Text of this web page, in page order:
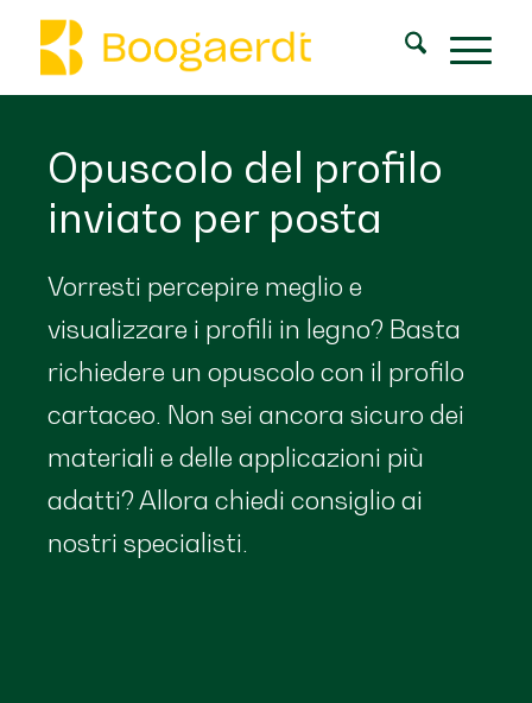
Opuscolo del profilo
inviato per posta
Vorresti percepire meglio e
visualizzare i profili in legno? Basta
richiedere un opuscolo con il profilo
cartaceo. Non sei ancora sicuro dei
materiali e delle applicazioni più
adatti? Allora chiedi consiglio ai
nostri specialisti.